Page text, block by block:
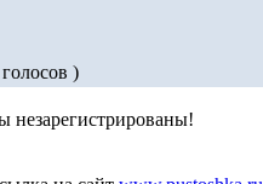
)
незарегистрированы!